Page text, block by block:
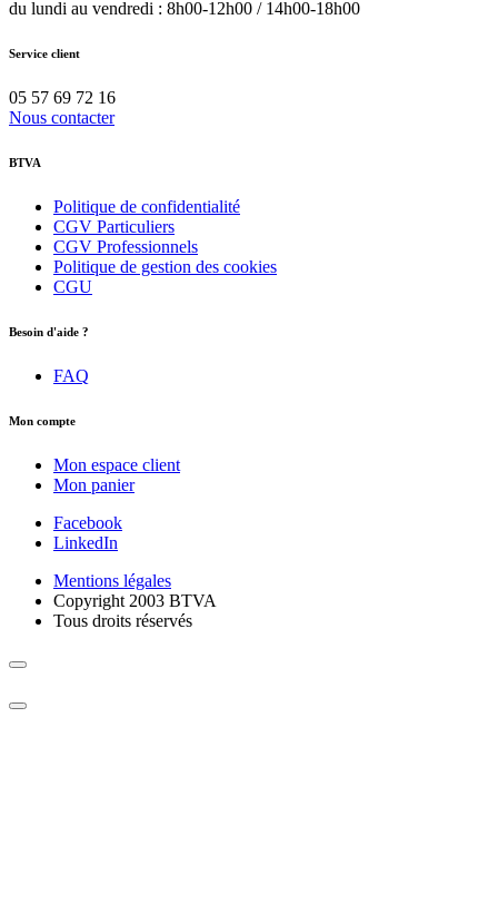
du lundi au vendredi : 8h00-12h00 / 14h00-18h00
Service client
05 57 69 72 16
Nous contacter
BTVA
Politique de confidentialité
CGV Particuliers
CGV Professionnels
Politique de gestion des cookies
CGU
Besoin d'aide ?
FAQ
Mon compte
Mon espace client
Mon panier
Facebook
LinkedIn
Mentions légales
Copyright 2003 BTVA
Tous droits réservés